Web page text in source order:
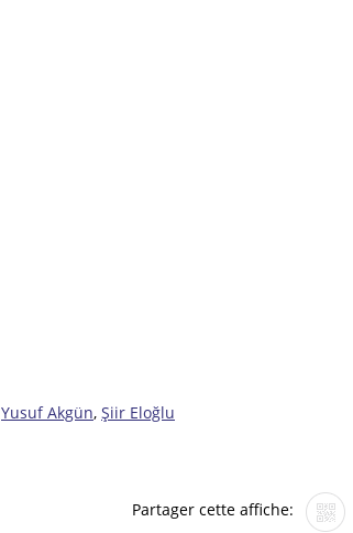
Yusuf Akgün, Şiir Eloğlu
Partager cette affiche: